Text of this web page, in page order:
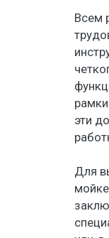
Всем
эти
Для